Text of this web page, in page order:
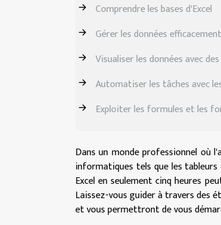
Comprendre les bases d'Excel
Gérer les données efficacement
Visualiser les données avec
Automatiser les tâches avec
Exploiter les formules et les
Dans un monde professionnel où
informatiques tels que les
Excel en seulement cinq heures
Laissez-vous guider à travers des
et vous permettront de vous